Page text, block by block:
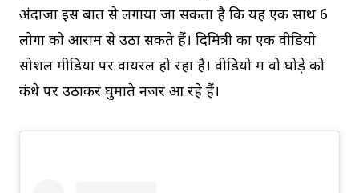
अंदाजा इस बात से लगाया जा सकता है कि यह एक साथ 6
लोगों को आराम से उठा सकते हैं। दिमित्री का एक वीडियो
सोशल मीडिया पर वायरल हो रहा है। वीडियो में वो घोड़े को
कंधे पर उठाकर घुमाते नजर आ रहे हैं।